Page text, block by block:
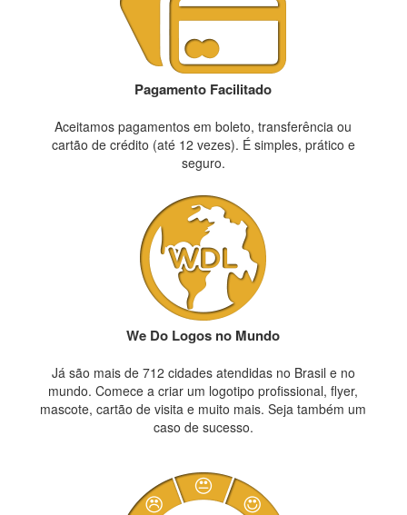
Pagamento Facilitado
Aceitamos pagamentos em boleto, transferência ou
cartão de crédito (até 12 vezes). É simples, prático e
seguro.
We Do Logos no Mundo
Já são mais de 712 cidades atendidas no Brasil e no
mundo. Comece a criar um logotipo profissional, flyer,
mascote, cartão de visita e muito mais. Seja também um
caso de sucesso.